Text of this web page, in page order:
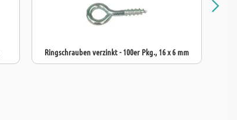
Ringschrauben verzinkt - 100er Pkg., 16 x 6 mm